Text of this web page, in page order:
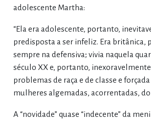
adolescente Martha:
“Ela era adolescente, portanto,
predisposta a ser infeliz. Era britânica,
sempre na defensiva; vivia naquela
século XX e, portanto,
problemas de raça e de classe e
mulheres algemadas, acorrentadas, do
A “novidade” quase “indecente” da